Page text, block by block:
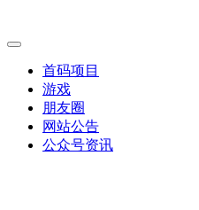
首码项目
游戏
朋友圈
网站公告
公众号资讯